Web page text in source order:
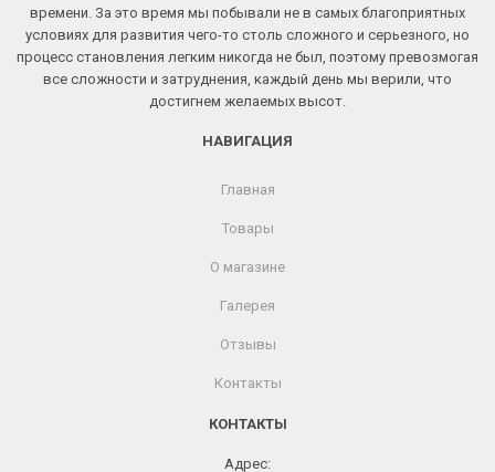
времени. За это время мы побывали не в самых благоприятных
условиях для развития чего-то столь сложного и серьезного, но
процесс становления легким никогда не был, поэтому превозмогая
все сложности и затруднения, каждый день мы верили, что
достигнем желаемых высот.
НАВИГАЦИЯ
Главная
Товары
О магазине
Галерея
Отзывы
Контакты
КОНТАКТЫ
Адрес: